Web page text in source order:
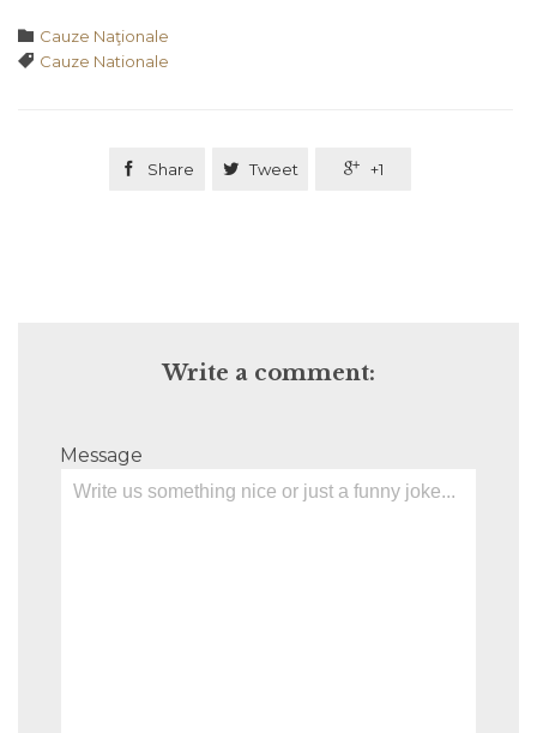
 Category
Cauze Naţionale
 Tags
Cauze Nationale
 Share  Tweet  +1
Write a comment:
Message